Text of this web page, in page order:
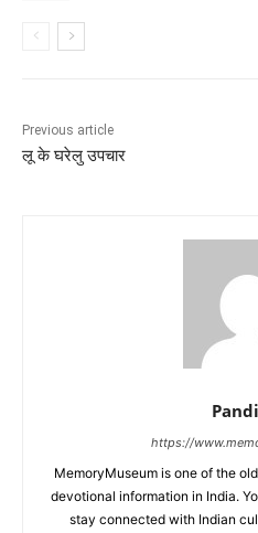
Previous article
लू के घरेलु उपचार
https://
MemoryMuseum is one of the
devotional information in India.
stay connected with Indian